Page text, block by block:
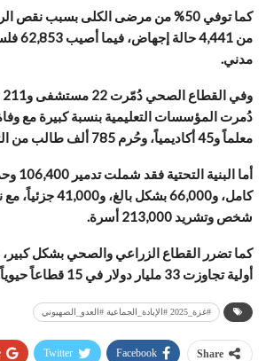
كما توفي 50% من مرضى الكلى بسبب نقص
مدني.
معلماً و45 أكاديمياً، وحُرم 785 ألف طالب من التعليم.
أما
كامل، و66,000 بشكل
شخص وتشريد 213,000 أسرة.
كما تضرر القطاع الزراعي والصحي بشكل كبير،
أولية تجاوزت 33 مليار دولار في 15 قطاعاً حيوياً.
#غزة_2025 #الإبادة_الجماعية #العدو_الصهيوني
Share
Facebook
Twitter